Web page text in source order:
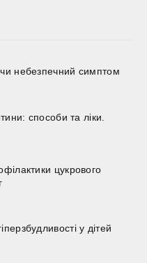
небезпечний симптом
способи та ліки.
цукрового
у дітей